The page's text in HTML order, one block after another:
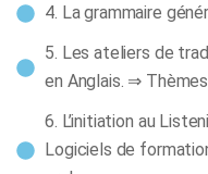
4. La grammaire
5. Les ateliers de
en Anglais. ⇒
6. L’initiation au
Logiciels de